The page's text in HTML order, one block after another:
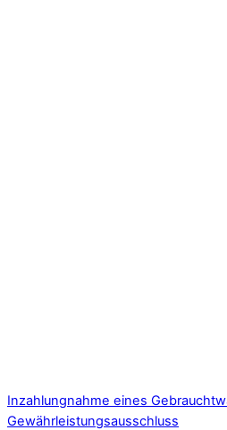
Inzahlungnahme eines
Gewährleistungsausschluss